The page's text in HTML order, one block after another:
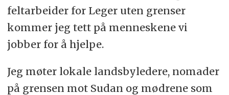
feltarbeider for Leger uten grenser
kommer jeg tett på menneskene vi
jobber for å hjelpe.
Jeg møter lokale landsbyledere, nomader
på grensen mot Sudan og mødrene som